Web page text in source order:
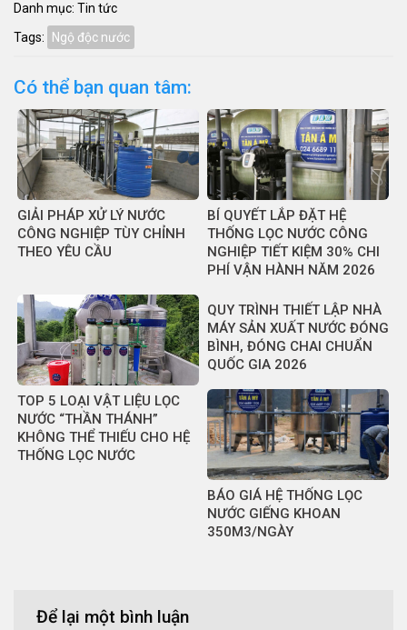
Danh mục: Tin tức
Tags:
Ngộ độc nước
Có thể bạn quan tâm:
GIẢI PHÁP XỬ LÝ NƯỚC
CÔNG NGHIỆP TÙY CHỈNH
THEO YÊU CẦU
BÍ QUYẾT LẮP ĐẶT HỆ
THỐNG LỌC NƯỚC CÔNG
NGHIỆP TIẾT KIỆM 30% CHI
PHÍ VẬN HÀNH NĂM 2026
TOP 5 LOẠI VẬT LIỆU LỌC
NƯỚC “THẦN THÁNH”
KHÔNG THỂ THIẾU CHO HỆ
THỐNG LỌC NƯỚC
QUY TRÌNH THIẾT LẬP NHÀ
MÁY SẢN XUẤT NƯỚC ĐÓNG
BÌNH, ĐÓNG CHAI CHUẨN
QUỐC GIA 2026
BÁO GIÁ HỆ THỐNG LỌC
NƯỚC GIẾNG KHOAN
350M3/NGÀY
Để lại một bình luận